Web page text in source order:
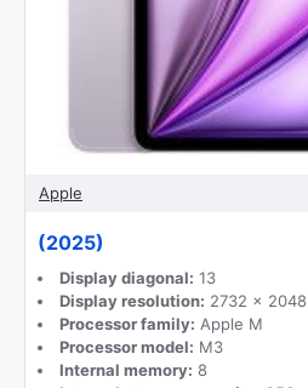
Apple
(2025)
Display diagonal: 13
Display resolution: 2732 x 2048
Processor family: Apple M
Processor model: M3
Internal memory: 8